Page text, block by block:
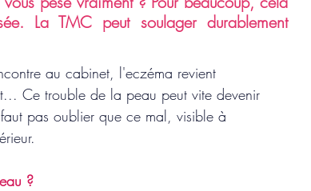
La TMC peut soulager durablement
au cabinet, l'eczéma revient
Ce trouble de la peau peut vite devenir
pas oublier que ce mal, visible à
?